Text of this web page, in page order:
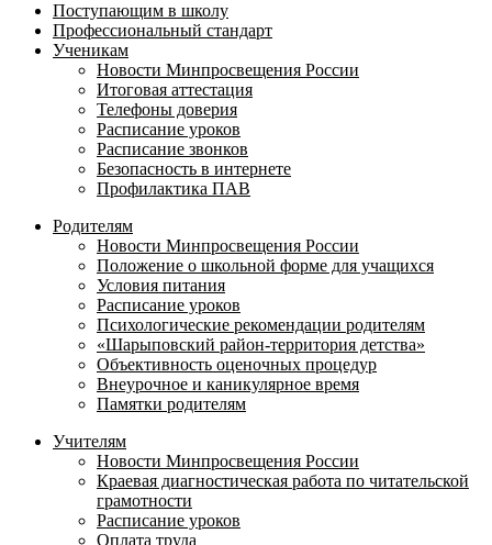
Поступающим в школу
Профессиональный стандарт
Ученикам
Новости Минпросвещения России
Итоговая аттестация
Телефоны доверия
Расписание уроков
Расписание звонков
Безопасность в интернете
Профилактика ПАВ
Родителям
Новости Минпросвещения России
Положение о школьной форме для учащихся
Условия питания
Расписание уроков
Психологические рекомендации родителям
«Шарыповский район-территория детства»
Объективность оценочных процедур
Внеурочное и каникулярное время
Памятки родителям
Учителям
Новости Минпросвещения России
Краевая диагностическая работа по читательской
грамотности
Расписание уроков
Оплата труда